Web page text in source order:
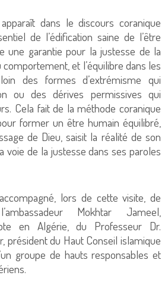
dans le discours coranique
de l’édification saine de l’être
une garantie pour la justesse de la
et l’équilibre dans les
des formes d’extrémisme qui
ou des dérives permissives qui
Cela fait de la méthode coranique
former un être humain équilibré,
de Dieu, saisit la réalité de son
voie de la justesse dans ses paroles
lors de cette visite, de
Mokhtar Jameel,
en Algérie, du Professeur Dr.
président du Haut Conseil islamique
groupe de hauts responsables et